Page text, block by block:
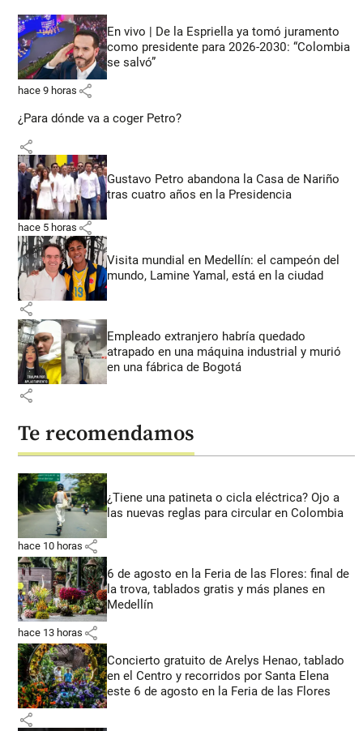
En vivo | De la Espriella ya tomó juramento
como presidente para 2026-2030: “Colombia
se salvó”
hace 9 horas share
¿Para dónde va a coger Petro?
share
Gustavo Petro abandona la Casa de Nariño
tras cuatro años en la Presidencia
hace 5 horas share
Visita mundial en Medellín: el campeón del
mundo, Lamine Yamal, está en la ciudad
share
Empleado extranjero habría quedado
atrapado en una máquina industrial y murió
en una fábrica de Bogotá
share
Te recomendamos
¿Tiene una patineta o cicla eléctrica? Ojo a
las nuevas reglas para circular en Colombia
hace 10 horas share
6 de agosto en la Feria de las Flores: final de
la trova, tablados gratis y más planes en
Medellín
hace 13 horas share
Concierto gratuito de Arelys Henao, tablado
en el Centro y recorridos por Santa Elena
este 6 de agosto en la Feria de las Flores
share